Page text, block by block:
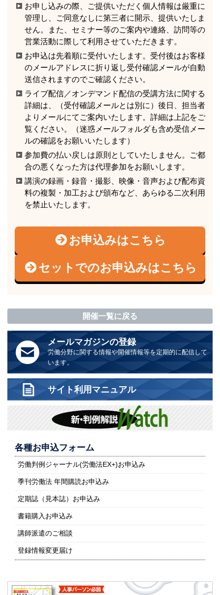
お申し込みの際、ご提供いただく個人情報は厳重に
管理し、ご同意なしに第三者に開示、提供いたしま
せん。また、セミナー等のご案内や連絡、訪問等の
営業活動に際して利用させていただきます。
お申込は先着順に受付いたします。受付後はお客様
のメールアドレスに折り返し受付確認メールが自動
送信されますのでご確認ください。
ライブ配信／オンデマンド配信の受講方法に関する
詳細は、（受付確認メールとは別に）後日、担当者
よりメールにてご案内いたします。詳細は上記をご
覧ください。（迷惑メールフォルダも含め受信メー
ルの確認をお願いいたします）
参加費の払い戻しは原則としていたしません。ご都
合の悪くなった方は代理参加をお願いします。
講演の録画・録音・撮影、映像・音声および配布資
料の複製・加工および頒布など、あらゆる二次利用
を禁止いたします。
お申込みはこちら
セットでのお申込みはこちら
開催一覧に戻る
メールマガジンの登録
労働分野に関する情報や開催情報等を定期的に配信して
います。
サイト利用マニュアル
各種お申込フォーム
労働判例ジャーナル(労働法EX+)お申込み
季刊労働法 年間購読お申込み
定期誌（見本誌）お申込み
書籍購入お申込み
講師派遣のご相談
登録情報変更届け